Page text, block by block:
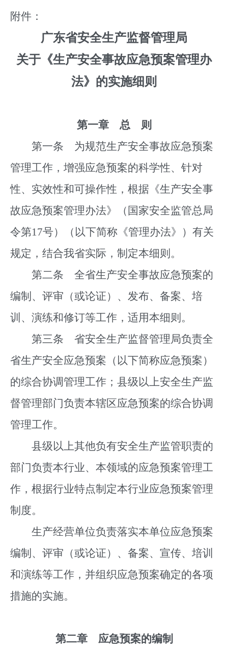
附件：
广东省安全生产监督管理局
关于《生产安全事故应急预案管理办
法》的实施细则
第一章 总 则
第一条 为规范生产安全事故应急预案
管理工作，增强应急预案的科学性、针对
性、实效性和可操作性，根据《生产安全事
故应急预案管理办法》（国家安全监管总局
令第17号）（以下简称《管理办法》）有关
规定，结合我省实际，制定本细则。
第二条 全省生产安全事故应急预案的
编制、评审（或论证）、发布、备案、培
训、演练和修订等工作，适用本细则。
第三条 省安全生产监督管理局负责全
省生产安全应急预案（以下简称应急预案）
的综合协调管理工作；县级以上安全生产监
督管理部门负责本辖区应急预案的综合协调
管理工作。
县级以上其他负有安全生产监管职责的
部门负责本行业、本领域的应急预案管理工
作，根据行业特点制定本行业应急预案管理
制度。
生产经营单位负责落实本单位应急预案
编制、评审（或论证）、备案、宣传、培训
和演练等工作，并组织应急预案确定的各项
措施的实施。
第二章 应急预案的编制